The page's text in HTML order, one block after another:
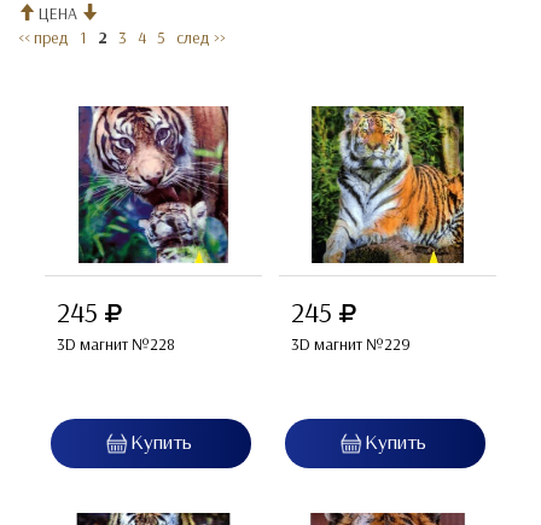
ЦЕНА
<< пред
1 2 3 4 5 след >>
245
3D магнит №228
245
3D магнит №229